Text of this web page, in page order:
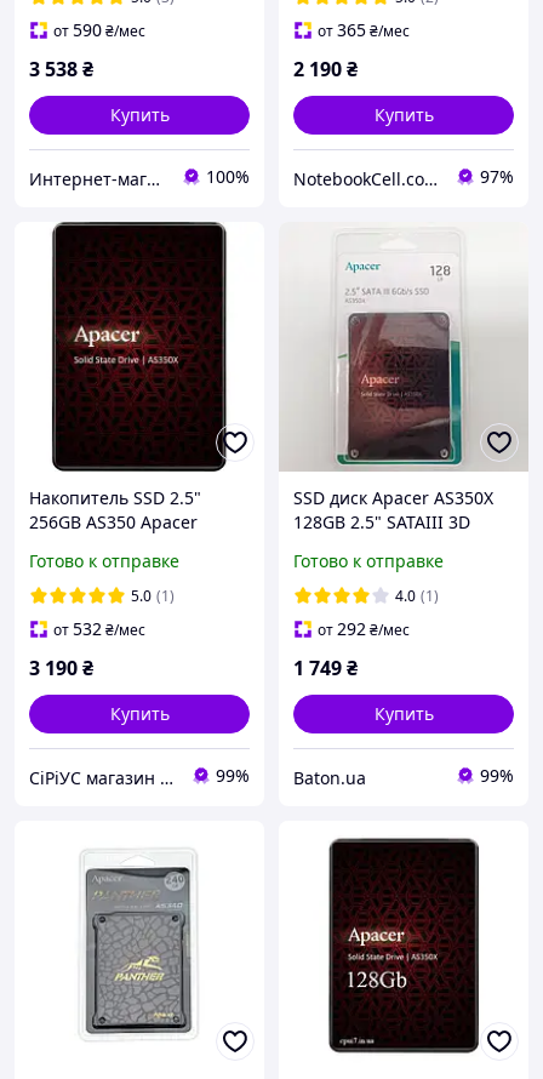
от590₴/мес
3 538₴
Купить
Интернет-магазин "Он лайн" 100%
от365₴/мес
2 190₴
Купить
NotebookCell.com.ua 97%
Накопитель SSD 2.5"
256GB AS350 Apacer
Готово к отправке
5.0 (1)
от532₴/мес
3 190₴
Купить
СiРiУС магазин комп'ютерной техніки 99%
SSD диск Apacer AS350X
128GB 2.5" SATAIII 3D
Готово к отправке
4.0 (1)
от292₴/мес
1 749₴
Купить
Baton.ua 99%